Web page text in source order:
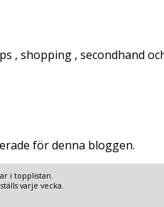
, shopping , secondhand
för denna bloggen.
i topplistan.
varje vecka.